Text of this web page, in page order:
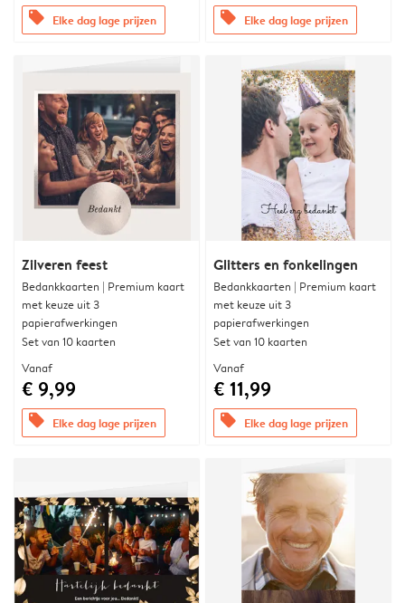
offers Elke dag lage prijzen offers Elke dag lage prijzen
Zilveren feest
Bedankkaarten | Premium kaart
met keuze uit 3
papierafwerkingen
Set van 10 kaarten
Vanaf
€ 9,99
offers Elke dag lage prijzen
Glitters en fonkelingen
Bedankkaarten | Premium kaart
met keuze uit 3
papierafwerkingen
Set van 10 kaarten
Vanaf
€ 11,99
offers Elke dag lage prijzen